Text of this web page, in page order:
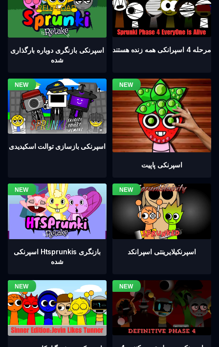
اسپرنکی بازنگری دوباره بارگذاری
شده
مرحله 4 اسپرانکی همه زنده هستند
اسپرنکی بازسازی توالت اسکیدیدی
اسپرنکی پاپیت
اسپرنکی Htsprunkis بازنگری
شده
اسپرنکیلایرینتی اسپرانکد